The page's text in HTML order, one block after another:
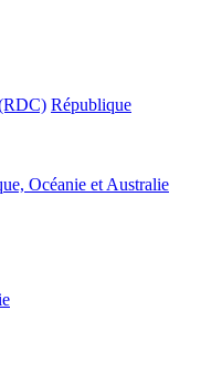
République
Océanie et Australie